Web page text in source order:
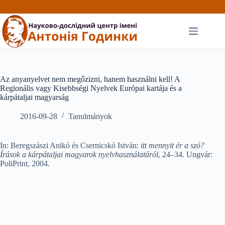
до
вмісту
Az anyanyelvet nem megőzizni, hanem használni kell! A
Regionális vagy Kisebbségi Nyelvek Európai kartája és a
kárpátaljai magyarság
2016-09-28 Tanulmányok
In: Beregszászi Anikó és Csernicskó István: itt mennyit ér a szó?
Írások a kárpátaljai magyarok nyelvhasználatáról, 24–34. Ungvár:
PoliPrint, 2004.